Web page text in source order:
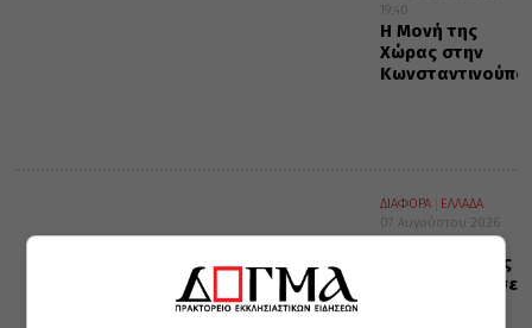
19:40
Η Μονή της
Χώρας στην
ΔΙΑΦΟΡΑ
ΕΛΛΑΔΑ
07 Αυγούστου 2026
19:25
Η “Κιβωτός της
Ορθοδοξίας” σε